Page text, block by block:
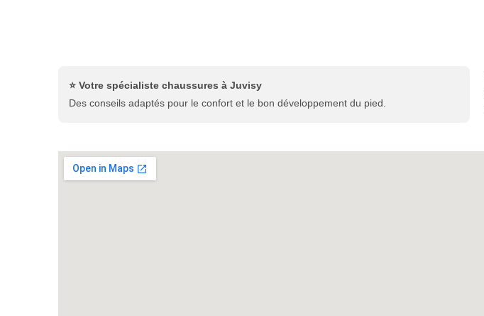
⭐ Votre spécialiste chaussures à Juvisy
Des conseils adaptés pour le confort et le bon développement du pied.